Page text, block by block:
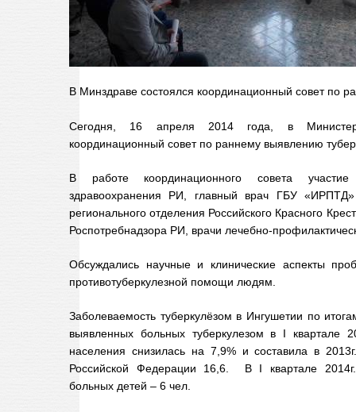
В Минздраве состоялся координационный совет по
Сегодня, 16 апреля 2014 года, в
координационный совет по раннему выявлению
В работе координационного совета
здравоохранения РИ, главный врач ГБУ
регионального отделения Российского Красного
Роспотребнадзора РИ, врачи лечебно-
Обсуждались научные и клинические аспекты
противотуберкулезной помощи людям.
Заболеваемость туберкулёзом в Ингушетии по
выявленных больных туберкулезом в I квартале
населения снизилась на 7,9% и составила в
Российской Федерации 16,6. В I квартале 2014г.
больных детей – 6 чел.